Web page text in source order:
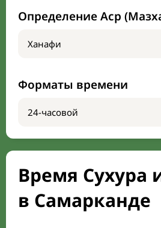
Определение Аср
Форматы времени
Время Сухура
в Самарканде